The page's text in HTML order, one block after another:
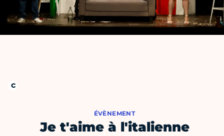
ÉVÈNEMENT
Je t'aime à l'italienne